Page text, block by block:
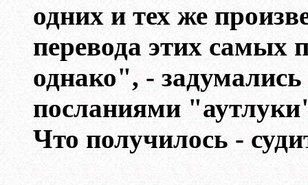
одних и тех же
перевода этих самых
однако", -
посланиями
Что получилось -